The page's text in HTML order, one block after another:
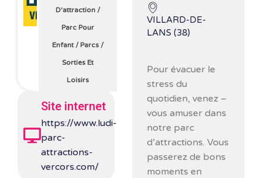
D'attraction /
Parc Pour
Enfant /Parcs /
Sorties Et
Loisirs
Site internet
https://www.ludi-
parc-
attractions-
vercors.com/
VILLARD-DE-
LANS (38)
Pour évacuer le
stress du
quotidien, venez –
vous amuser dans
notre parc
d’attractions. Vous
passerez de bons
moments en